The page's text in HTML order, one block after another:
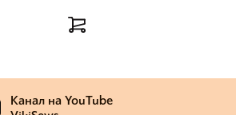
Канал на YouTube